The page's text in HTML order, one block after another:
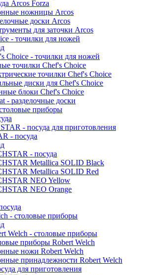
Arcos Forza
ножницы Arcos
доски Arcos
для заточки Arcos
- точилки для ножей
Choice - точилки для ножей
точилки Chef's Choice
точилки Chef's Choice
диски для Chef's Choice
блоки Chef's Choice
- разделочные доски
приборы
- посуда для приготовления
- посуда
- посуда
Metallica SOLID Black
Metallica SOLID Red
NEO Yellow
NEO Orange
- столовые приборы
Welch - столовые приборы
приборы Robert Welch
ножи Robert Welch
принадлежности Robert Welch
для приготовления